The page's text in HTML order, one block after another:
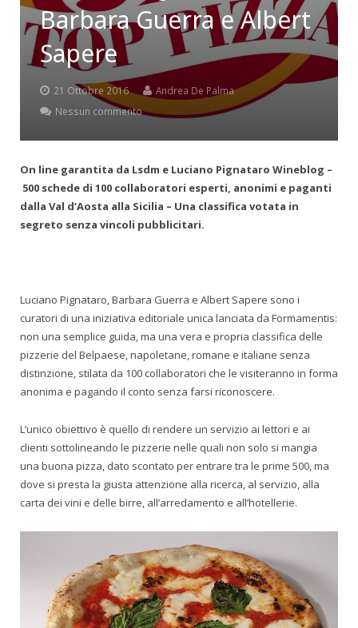
Barbara Guerra e Albert
Sapere
21 Ottobre 2016
Andrea De Palma
Nessun commento
On line garantita da Lsdm e Luciano Pignataro Wineblog –
500 schede di 100 collaboratori esperti, anonimi e paganti
dalla Val d’Aosta alla Sicilia – Una classifica votata in
segreto senza vincoli pubblicitari.
Luciano Pignataro, Barbara Guerra e Albert Sapere sono i
curatori di una iniziativa editoriale unica lanciata da Formamentis:
non una semplice guida, ma una vera e propria classifica delle
pizzerie del Belpaese, napoletane, romane e italiane senza
distinzione, stilata da 100 collaboratori che le visiteranno in forma
anonima e pagando il conto senza farsi riconoscere.
L’unico obiettivo è quello di rendere un servizio ai lettori e ai
clienti sottolineando le pizzerie nelle quali non solo si mangia
una buona pizza, dato scontato per entrare tra le prime 500, ma
dove si presta la giusta attenzione alla ricerca, al servizio, alla
carta dei vini e delle birre, all’arredamento e all’hotellerie.